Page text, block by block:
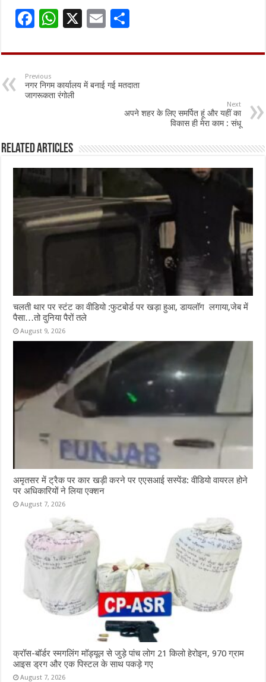
F
e
b
o
W
at
sA
p
X
E
ai ar
Previous
नगर निगम कार्यालय में बनाई गई मतदाता
जागरूकता रंगोली
Next
अपने शहर के लिए समर्पित हूं और यहीं का
विकास ही मेरा काम : संधू
Related Articles
चलती थार पर स्टंट का वीडियो :फुटबोर्ड पर खड़ा हुआ, डायलॉग लगाया,जेब में
पैसा…तो दुनिया पैरों तले
August 9, 2026
अमृतसर में ट्रैक पर कार खड़ी करने पर एएसआई सस्पेंड: वीडियो वायरल होने
पर अधिकारियों ने लिया एक्शन
August 7, 2026
क्रॉस-बॉर्डर स्मगलिंग मॉड्यूल से जुड़े पांच लोग 21 किलो हेरोइन, 970 ग्राम
आइस ड्रग और एक पिस्टल के साथ पकड़े गए
August 7, 2026